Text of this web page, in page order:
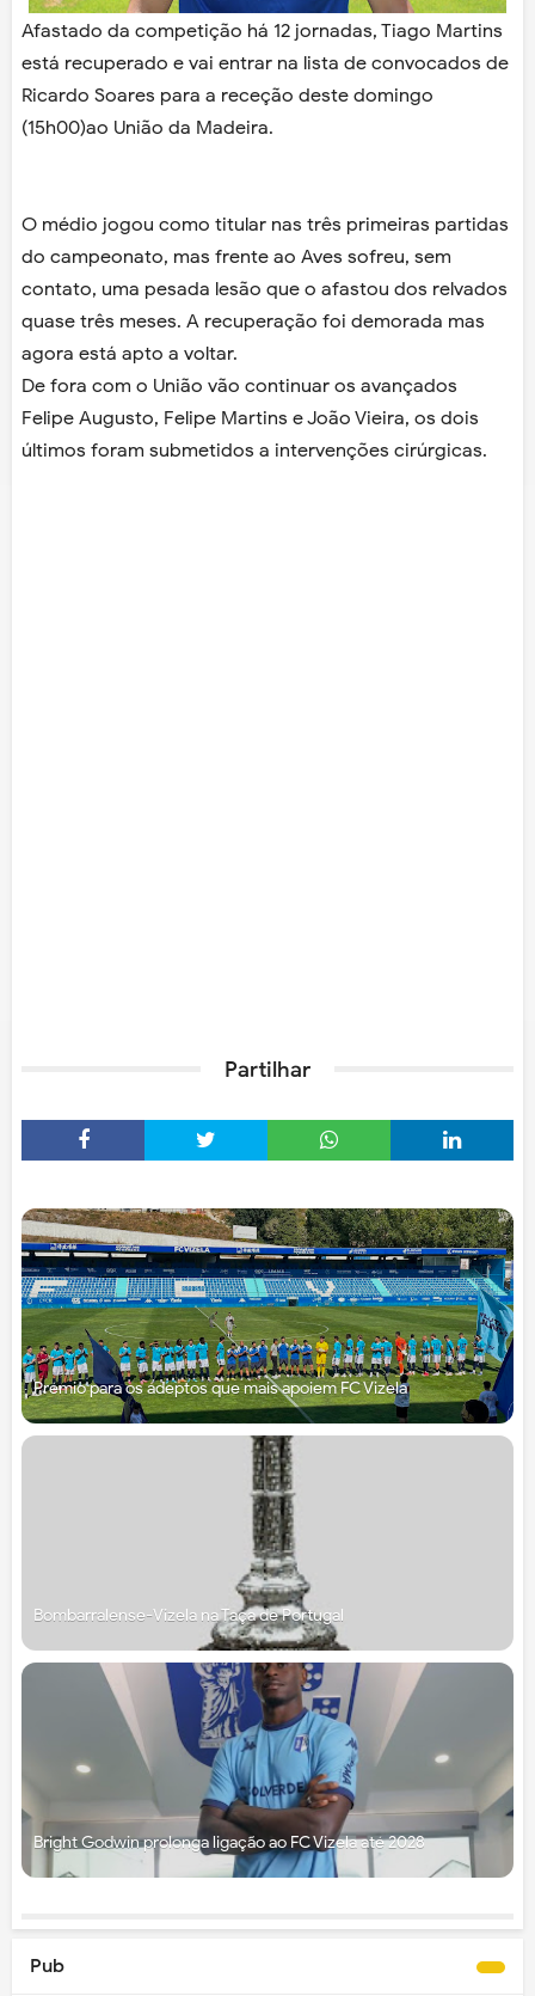
Afastado da competição há 12 jornadas, Tiago Martins
está recuperado e vai entrar na lista de convocados de
Ricardo Soares para a receção deste domingo
(15h00)ao União da Madeira.
O médio jogou como titular nas três primeiras partidas
do campeonato, mas frente ao Aves sofreu, sem
contato, uma pesada lesão que o afastou dos relvados
quase três meses. A recuperação foi demorada mas
agora está apto a voltar.
De fora com o União vão continuar os avançados
Felipe Augusto, Felipe Martins e João Vieira, os dois
últimos foram submetidos a intervenções cirúrgicas.
Partilhar
Prémio para os adeptos que mais apoiem FC Vizela
Bombarralense-Vizela na Taça de Portugal
Bright Godwin prolonga ligação ao FC Vizela até 2028
Pub